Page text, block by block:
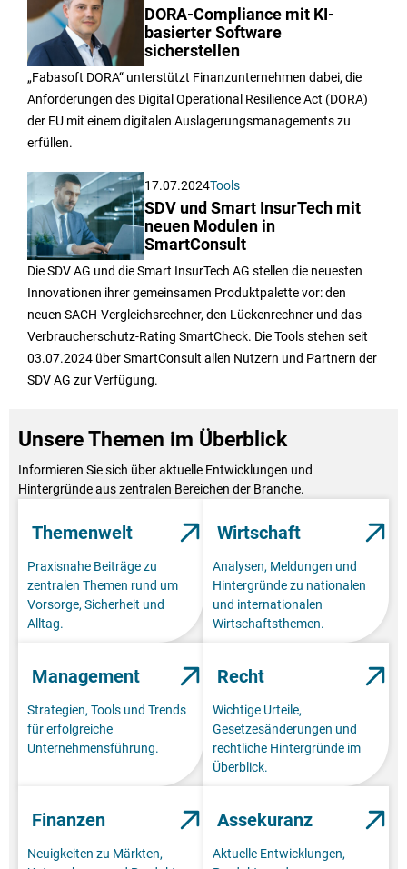
DORA-Compliance mit KI-
basierter Software
sicherstellen
„Fabasoft DORA“ unterstützt Finanzunternehmen dabei, die
Anforderungen des Digital Operational Resilience Act (DORA)
der EU mit einem digitalen Auslagerungsmanagements zu
erfüllen.
17.07.2024Tools
SDV und Smart InsurTech mit
neuen Modulen in
SmartConsult
Die SDV AG und die Smart InsurTech AG stellen die neuesten
Innovationen ihrer gemeinsamen Produktpalette vor: den
neuen SACH-Vergleichsrechner, den Lückenrechner und das
Verbraucherschutz-Rating SmartCheck. Die Tools stehen seit
03.07.2024 über SmartConsult allen Nutzern und Partnern der
SDV AG zur Verfügung.
Unsere Themen im Überblick
Informieren Sie sich über aktuelle Entwicklungen und
Hintergründe aus zentralen Bereichen der Branche.
Themenwelt
Praxisnahe Beiträge zu
zentralen Themen rund um
Vorsorge, Sicherheit und
Alltag.
Wirtschaft
Analysen, Meldungen und
Hintergründe zu nationalen
und internationalen
Wirtschaftsthemen.
Management
Strategien, Tools und Trends
für erfolgreiche
Unternehmensführung.
Recht
Wichtige Urteile,
Gesetzesänderungen und
rechtliche Hintergründe im
Überblick.
Finanzen
Neuigkeiten zu Märkten,
Assekuranz
Aktuelle Entwicklungen,